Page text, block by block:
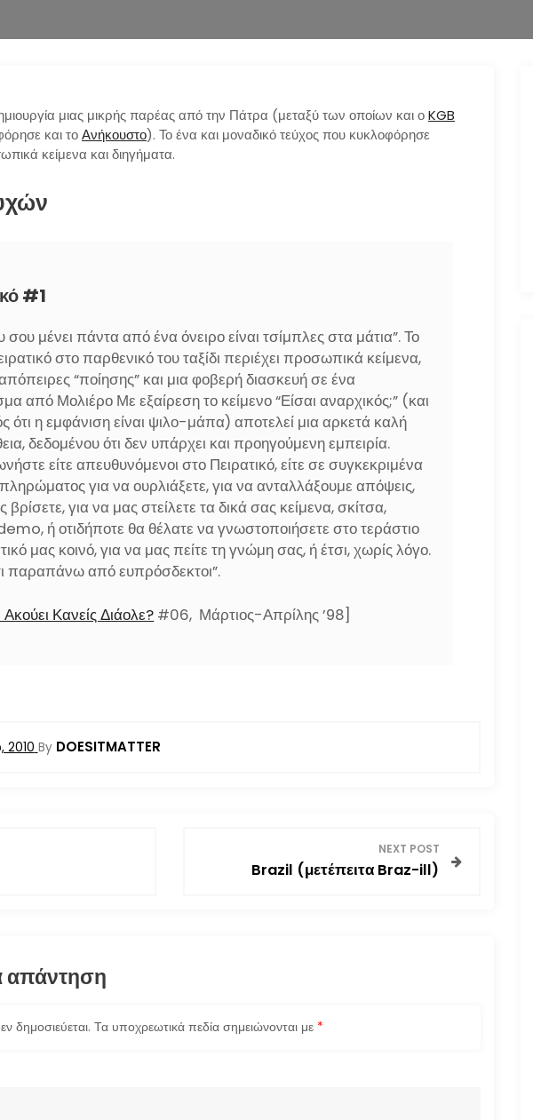
μιας μικρής παρέας από την Πάτρα (μεταξύ των οποίων και οKGB
και τοΑνήκουστο). Το ένα και μοναδικό τεύχος που κυκλοφόρησε
κείμενα και διηγήματα.
#1
σου μένει πάντα από ένα όνειρο είναι τσίμπλες στα μάτια”. Το
στο παρθενικό του ταξίδι περιέχει προσωπικά κείμενα,
απόπειρες “ποίησης” και μια φοβερή διασκευή σε ένα
από Μολιέρο Με εξαίρεση το κείμενο “Είσαι αναρχικός;” (και
ότι η εμφάνιση είναι ψιλο-μάπα) αποτελεί μια αρκετά καλή
δεδομένου ότι δεν υπάρχει και προηγούμενη εμπειρία.
είτε απευθυνόμενοι στο Πειρατικό, είτε σε συγκεκριμένα
για να ουρλιάξετε, για να ανταλλάξουμε απόψεις,
βρίσετε, για να μας στείλετε τα δικά σας κείμενα, σκίτσα,
ή οτιδήποτε θα θέλατε να γνωστοποιήσετε στο τεράστιο
μας κοινό, για να μας πείτε τη γνώμη σας, ή έτσι, χωρίς λόγο.
παραπάνω από ευπρόσδεκτοι”.
Ακούει Κανείς Διάολε? #06, Μάρτιος-Απρίλης ’98]
2010 By DOESITMATTER
NEXT POST
Brazil (μετέπειτα Braz-ill)
απάντηση
δημοσιεύεται. Τα υποχρεωτικά πεδία σημειώνονται με *